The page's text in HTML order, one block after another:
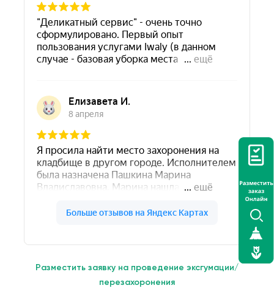
Разместить заявку на проведение эксгумации/
перезахоронения